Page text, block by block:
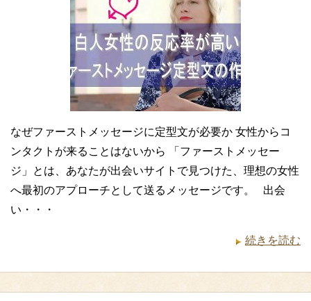
なぜファーストメッセージに定型文が必要か 女性からコ
ンタクトが来ることはないから 「ファーストメッセー
ジ」とは、あなたが出会いサイトで見つけた、理想の女性
へ最初のアプローチとして送るメッセージです。 出会
い・・・
続きを読む